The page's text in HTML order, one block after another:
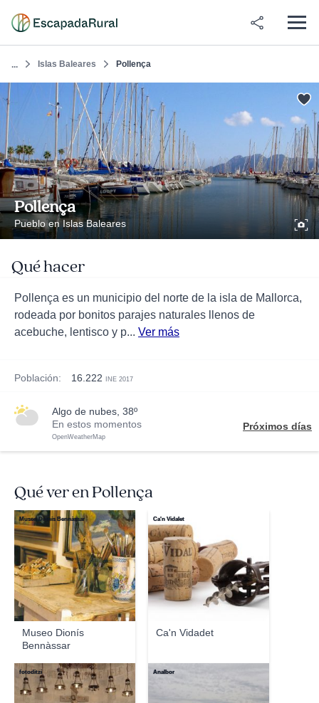
... Islas Baleares Pollença
Pollença
Pueblo en Islas Baleares
Qué hacer
Pollença es un municipio del norte de la isla de Mallorca,
rodeada por bonitos parajes naturales llenos de
acebuche, lentisco y p... Ver más
Población: 16.222 INE 2017
algo de nubes, 38º
En estos momentos
OpenWeatherMap
Próximos días
Qué ver en Pollença
Museo Dionís
Bennàssar
Museo Dionís Bennàssar
Ca'n Vidadet
Ca'n Vidalet
fotoditzi Analbor